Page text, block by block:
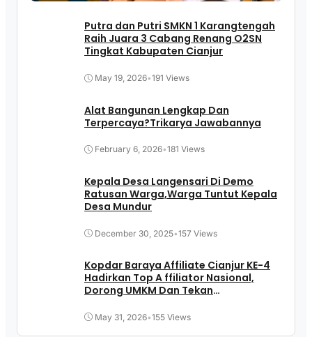
Putra dan Putri SMKN 1 Karangtengah
Raih Juara 3 Cabang Renang O2SN
Tingkat Kabupaten Cianjur
May 19, 2026•191 Views
Alat Bangunan Lengkap Dan
Terpercaya?Trikarya Jawabannya
February 6, 2026•181 Views
Kepala Desa Langensari Di Demo
Ratusan Warga,Warga Tuntut Kepala
Desa Mundur
December 30, 2025•157 Views
Kopdar Baraya Affiliate Cianjur KE-4
Hadirkan Top A ffiliator Nasional,
Dorong UMKM Dan Tekan
May 31, 2026•155 Views